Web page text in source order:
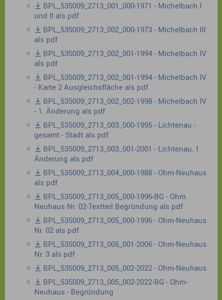
BPL_535009_2713_001_000-1971 - Michelbach I
und II als pdf
BPL_535009_2713_002_000-1973 - Michelbach III
als pdf
BPL_535009_2713_002_001-1994 - Michelbach IV
als pdf
BPL_535009_2713_002_001-1994 - Michelbach IV
- Karte 2 Ausgleichsfläche als pdf
BPL_535009_2713_002_002-1998 - Michelbach IV
- 1. Änderung als pdf
BPL_535009_2713_003_000-1995 - Lichtenau -
gesamt - Stadt als pdf
BPL_535009_2713_003_001-2001 - Lichtenau, 1.
Änderung als pdf
BPL_535009_2713_004_000-1988 - Ohm-Neuhaus
als pdf
BPL_535009_2713_005_000-1996-BG - Ohm
Neuhaus Nr. 02-Textteil Begründung als pdf
BPL_535009_2713_005_000-1996 - Ohm-Neuhaus
Nr. 02 als pdf
BPL_535009_2713_005_001-2006 - Ohm-Neuhaus
Nr. 3 als pdf
BPL_535009_2713_005_002-2022 - Ohm-Neuhaus
BPL_535009_2713_005_002-2022-BG - Ohm-
Neuhaus - Begründung